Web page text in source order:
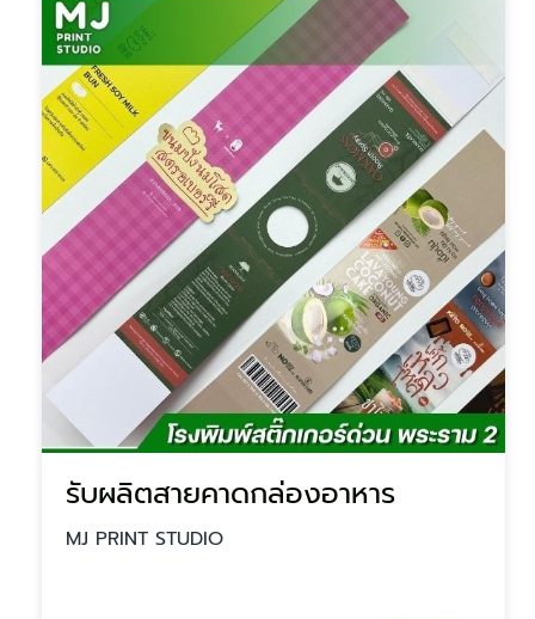
รับผลิตสายคาดกล่องอาหาร
MJ PRINT STUDIO